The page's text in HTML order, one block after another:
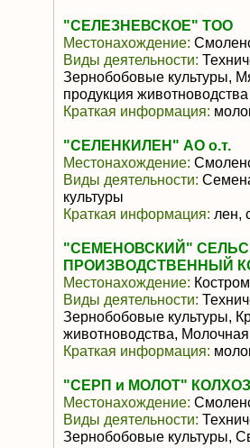
"СЕЛЕЗНЕВСКОЕ" ТОО
Местонахождение:
Виды деятельности:
Зернобобовые культуры,
продукция животноводства
Краткая информация:
"СЕЛЕНКИЛЕН" АО о.т.
Местонахождение:
Виды деятельности:
культуры
Краткая информация: лен,
"СЕМЕНОВСКИЙ"
ПРОИЗВОДСТВЕННЫЙ
Местонахождение:
Виды деятельности:
Зернобобовые культуры,
животноводства,
Краткая информация:
"СЕРП и МОЛОТ" КОЛХОЗ
Местонахождение:
Виды деятельности:
Зернобобовые культуры,